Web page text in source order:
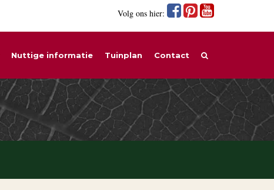
Volg ons hier:
Nuttige informatie Tuinplan Contact